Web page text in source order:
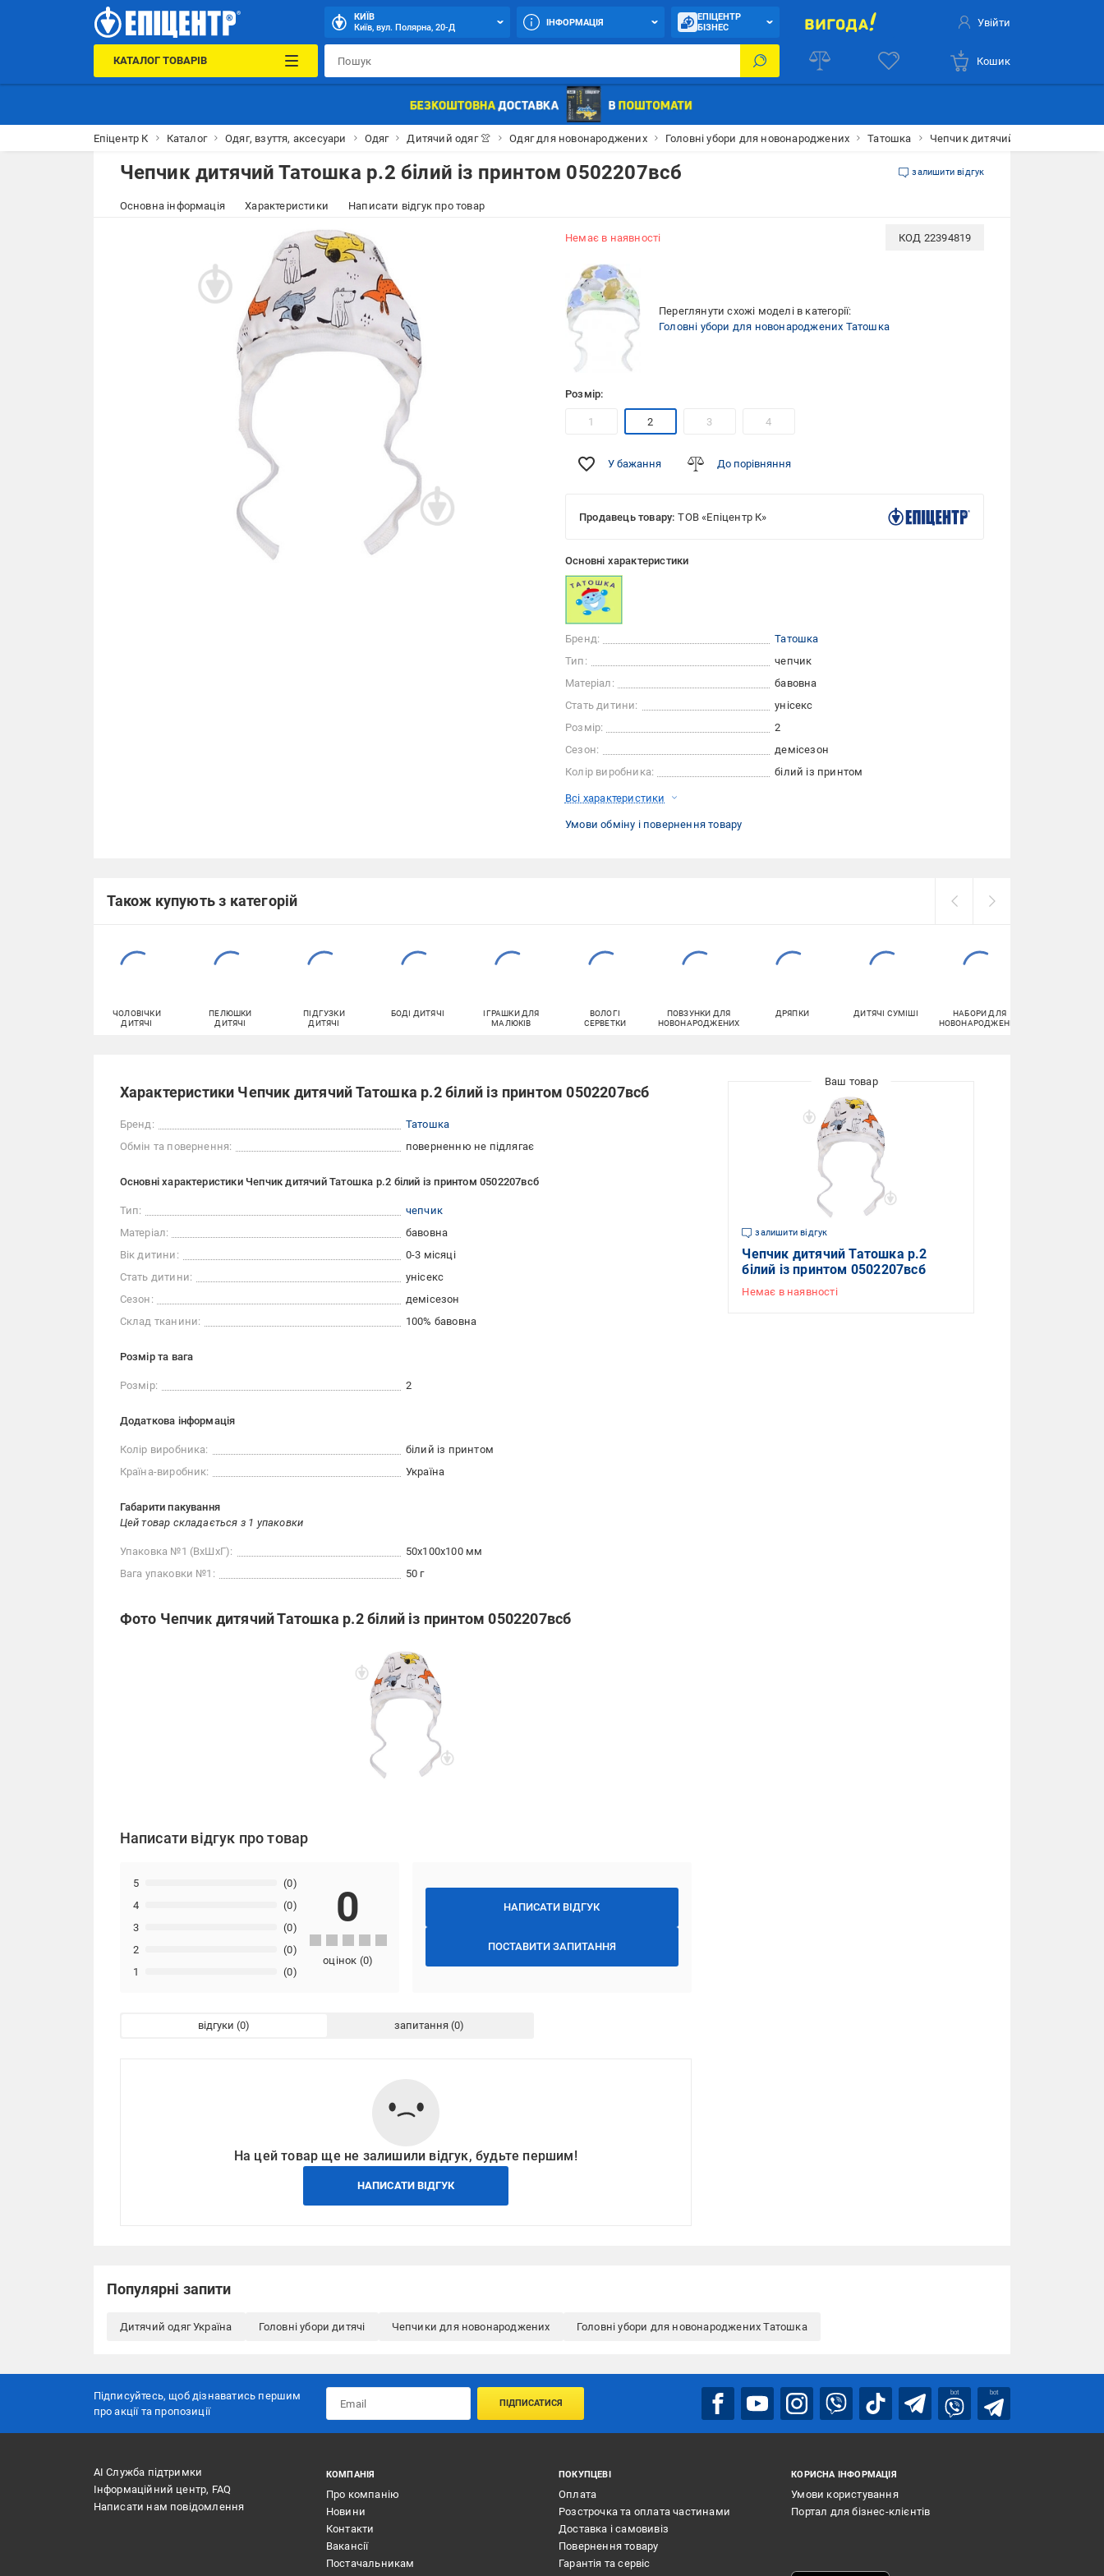
КИЇВ
Київ, вул. Полярна, 20-Д
ІНФОРМАЦІЯ
ЕПІЦЕНТР
БІЗНЕС
Увійти
КАТАЛОГ ТОВАРІВ Кошик
Епіцентр К Каталог Одяг, взуття, аксесуари Одяг Дитячий одяг 👚 Одяг для новонароджених Головні убори для новонароджених Татошка Чепчик дитячий Татошка р.2
Чепчик дитячий Татошка р.2 білий із принтом 0502207всб залишити відгук
Основна інформація Характеристики Написати відгук про товар
Немає в наявності КОД 22394819
Переглянути схожі моделі в категорії:
Головні убори для новонароджених Татошка
Розмір:
1 2 3 4
У бажання До порівняння
Продавець товару: ТОВ «Епіцентр К»
Основні характеристики
Бренд:
Татошка
Тип:
чепчик
Матеріал:
бавовна
Стать дитини:
унісекс
Розмір:
2
Сезон:
демісезон
Колір виробника:
білий із принтом
Всі характеристики
Умови обміну і повернення товару
Також купують з категорій
ЧОЛОВІЧКИ
ДИТЯЧІ
ПЕЛЮШКИ
ДИТЯЧІ
ПІДГУЗКИ
ДИТЯЧІ
БОДІ ДИТЯЧІ
ІГРАШКИ ДЛЯ
МАЛЮКІВ
ВОЛОГІ
СЕРВЕТКИ
ПОВЗУНКИ ДЛЯ
НОВОНАРОДЖЕНИХ
ДРЯПКИ ДИТЯЧІ СУМІШІ
НАБОРИ ДЛЯ
НОВОНАРОДЖЕНИХ
Характеристики Чепчик дитячий Татошка р.2 білий із принтом 0502207всб
Бренд:
Татошка
Обмін та повернення:
поверненню не підлягає
Основні характеристики Чепчик дитячий Татошка р.2 білий із принтом 0502207всб
Тип:
чепчик
Матеріал:
бавовна
Вік дитини:
0-3 місяці
Стать дитини:
унісекс
Сезон:
демісезон
Склад тканини:
100% бавовна
Розмір та вага
Розмір: 2
Додаткова інформація
Колір виробника:
білий із принтом
Країна-виробник:
Україна
Габарити пакування
Цей товар складається з 1 упаковки
Упаковка №1 (ВхШхГ):
50x100x100 мм
Вага упаковки №1:
50 г
Фото Чепчик дитячий Татошка р.2 білий із принтом 0502207всб
Написати відгук про товар
НАПИСАТИ ВІДГУК
ПОСТАВИТИ ЗАПИТАННЯ
1 (0)
2 (0)
3 (0)
4 (0)
5 (0)
0
оцінок (0)
відгуки запитання
На цей товар ще не залишили відгук, будьте першим!
НАПИСАТИ ВІДГУК
залишити відгук
Чепчик дитячий Татошка р.2
білий із принтом 0502207всб
Немає в наявності
Популярні запити
Дитячий одяг Україна Головні убори дитячі Чепчики для новонароджених Головні убори для новонароджених Татошка
Підписуйтесь, щоб дізнаватись першим
про акції та пропозиції
ПІДПИСАТИСЯ
bot bot
АІ Служба підтримки
Інформаційний центр, FAQ
Написати нам повідомлення
КОМПАНІЯ
Про компанію
Новини
Контакти
Вакансії
Постачальникам
ПОКУПЦЕВІ
Оплата
Розстрочка та оплата частинами
Доставка і самовивіз
Повернення товару
Гарантія та сервіс
КОРИСНА ІНФОРМАЦІЯ
Умови користування
Портал для бізнес-клієнтів